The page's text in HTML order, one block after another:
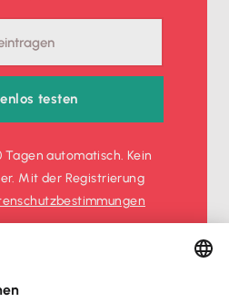
testen
automatisch. Kein
Mit der Registrierung